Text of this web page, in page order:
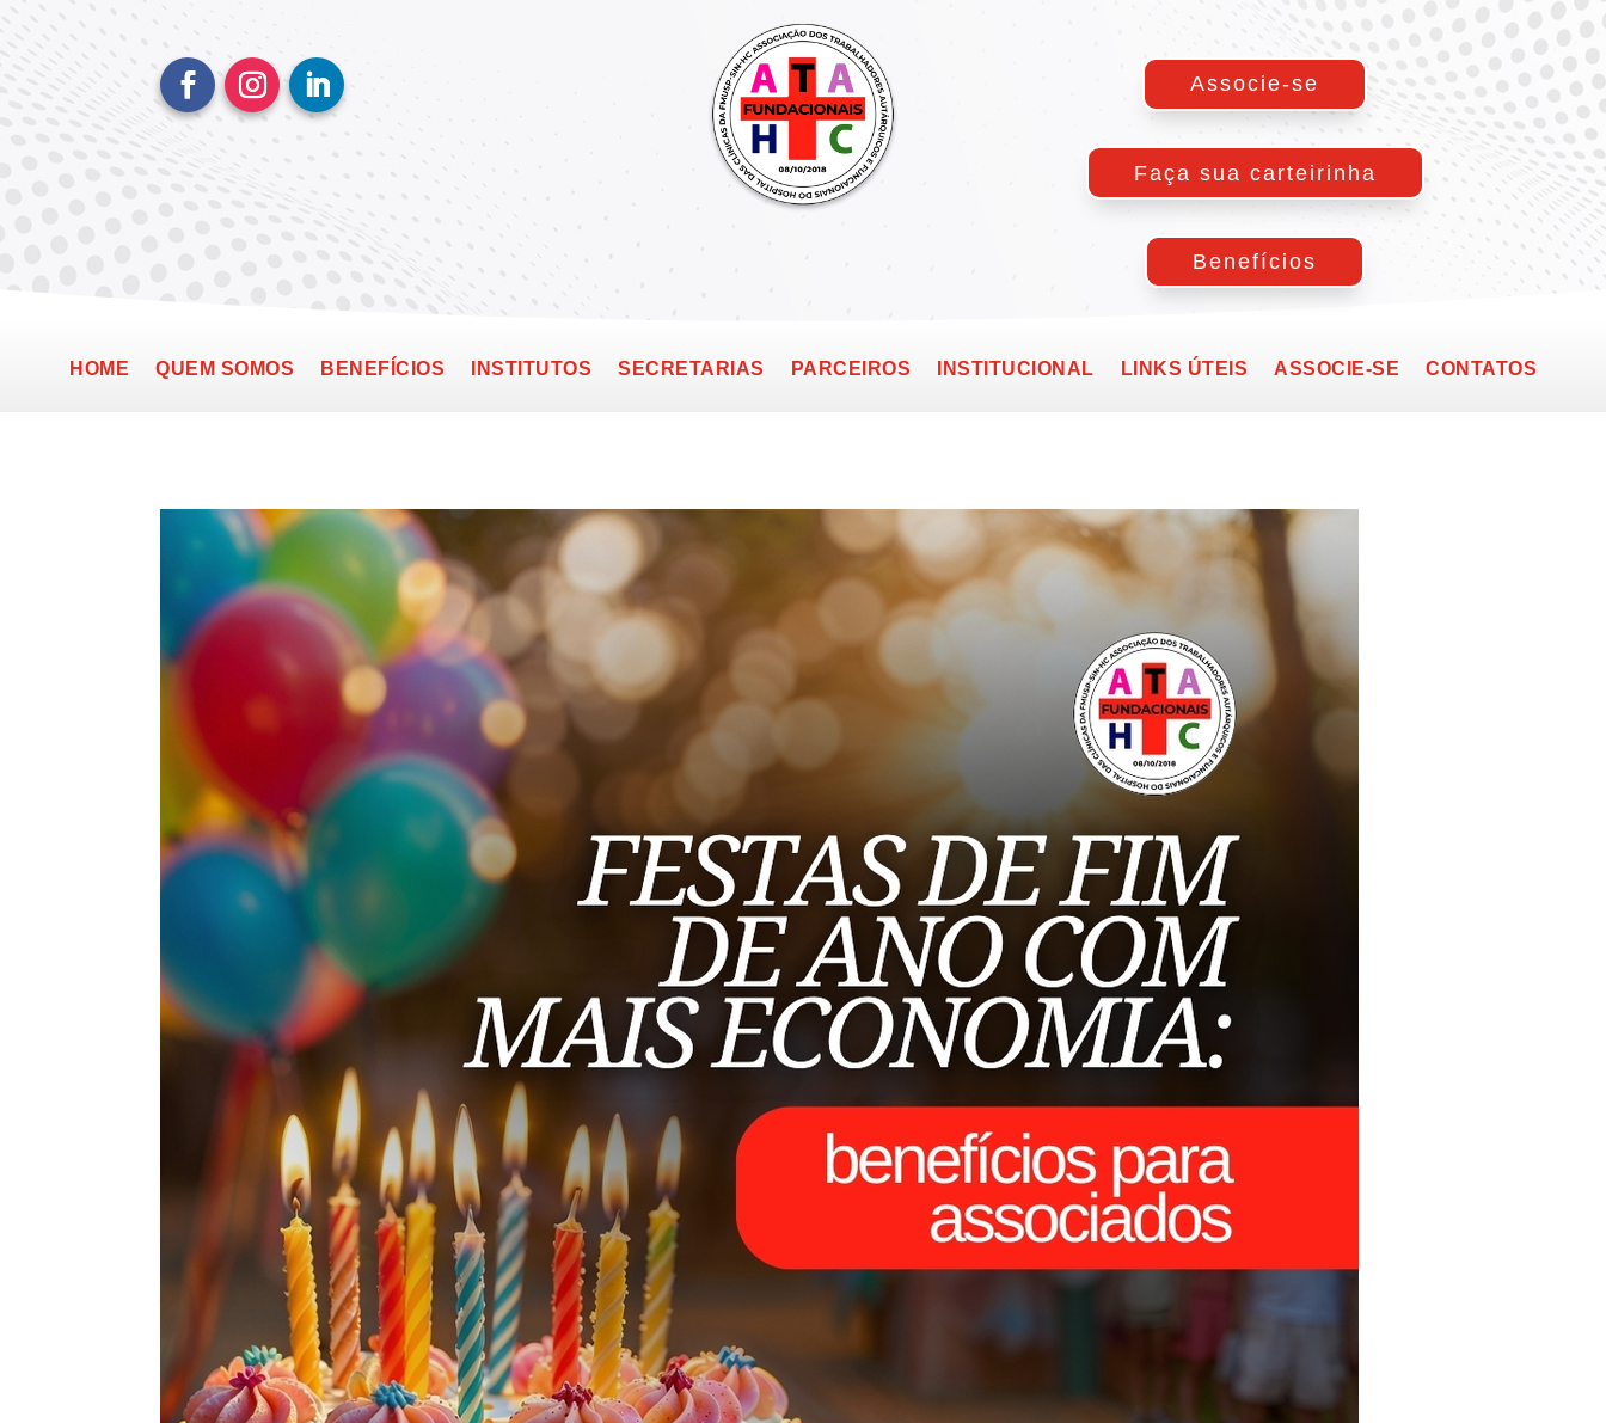
Associe-se
Faça sua carteirinha
Benefícios
HOME QUEM SOMOS BENEFÍCIOS INSTITUTOS SECRETARIAS PARCEIROS INSTITUCIONAL LINKS ÚTEIS ASSOCIE-SE CONTATOS